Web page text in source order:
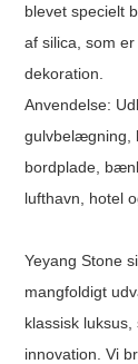
blevet specielt
af silica, som
dekoration.
Anvendelse:
gulvbelægning,
bordplade,
lufthavn, hotel
Yeyang Stone
mangfoldigt
klassisk
innovation. Vi